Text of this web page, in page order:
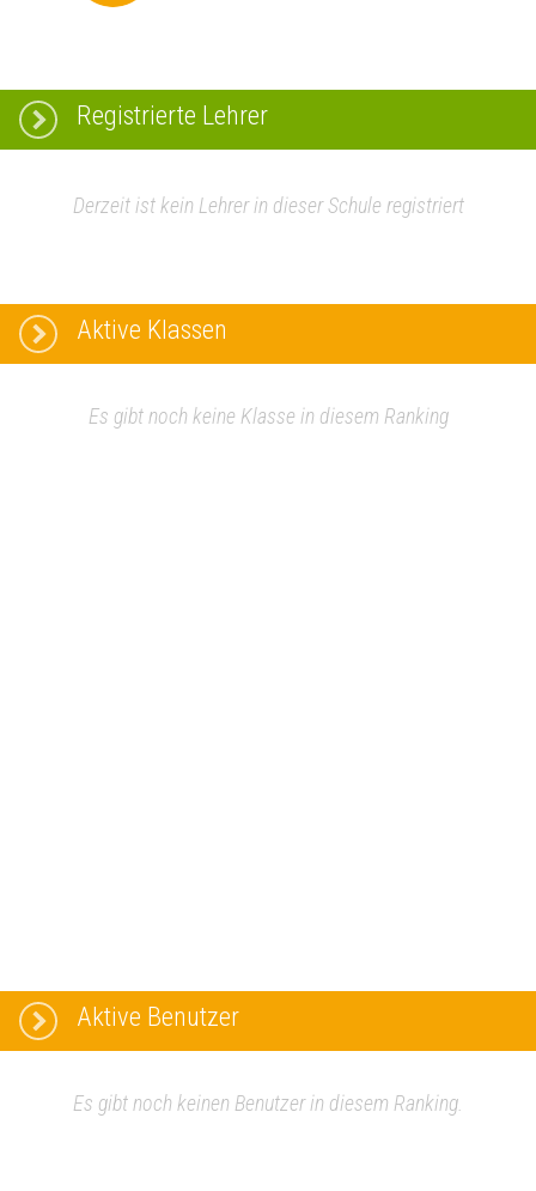
Registrierte Lehrer
Derzeit ist kein Lehrer in dieser Schule registriert
Aktive Klassen
Es gibt noch keine Klasse in diesem Ranking
Aktive Benutzer
Es gibt noch keinen Benutzer in diesem Ranking.